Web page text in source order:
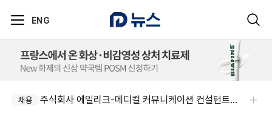
ENG
채용 부광약품-본사 사업개발 팀원&팀장 채용
채용 주식회사 에일리크-메디컬 커뮤니케이션 컨설턴트(Associate) / 메디컬라이터 채용